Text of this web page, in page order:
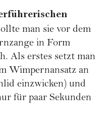
man sie vor dem
in Form
Als erstes setzt man
Wimpernansatz an
einzwicken) und
für paar Sekunden